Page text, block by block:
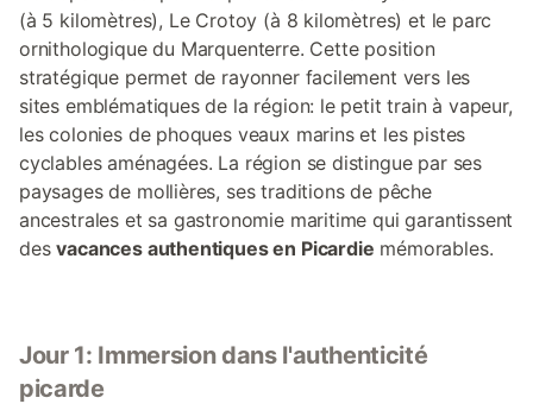
(à 5 kilomètres), Le Crotoy (à 8 kilomètres) et le parc
ornithologique du Marquenterre. Cette position
stratégique permet de rayonner facilement vers les
sites emblématiques de la région: le petit train à vapeur,
les colonies de phoques veaux marins et les pistes
cyclables aménagées. La région se distingue par ses
paysages de mollières, ses traditions de pêche
ancestrales et sa gastronomie maritime qui garantissent
desvacances authentiques en Picardie mémorables.
Jour 1: Immersion dans l'authenticité
picarde